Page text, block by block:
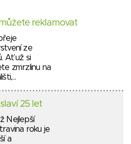
reklamovat
ze
Ať už si
zmrzlinu na
25 let
Nejlepší
roku je
a